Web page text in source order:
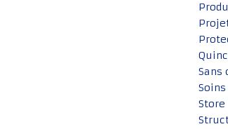
Sans
Store